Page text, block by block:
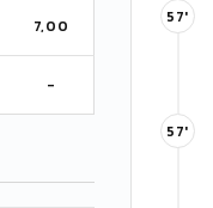
7,00
-
57'
57'